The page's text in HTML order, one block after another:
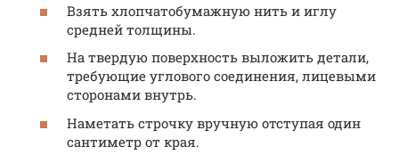
Взять хлопчатобумажную нить и иглу
средней толщины.
На твердую поверхность выложить детали,
требующие углового соединения, лицевыми
сторонами внутрь.
Наметать строчку вручную отступая один
сантиметр от края.